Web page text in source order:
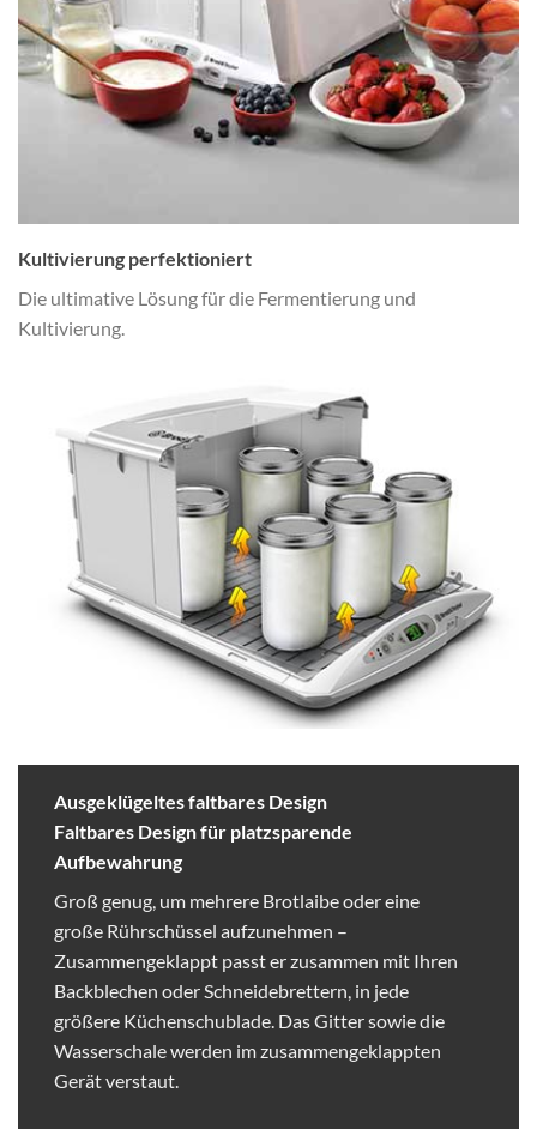
Kultivierung perfektioniert
Die ultimative Lösung für die Fermentierung und
Kultivierung.
Ausgeklügeltes faltbares Design
Faltbares Design für platzsparende
Aufbewahrung
Groß genug, um mehrere Brotlaibe oder eine
große Rührschüssel aufzunehmen –
Zusammengeklappt passt er zusammen mit Ihren
Backblechen oder Schneidebrettern, in jede
größere Küchenschublade. Das Gitter sowie die
Wasserschale werden im zusammengeklappten
Gerät verstaut.